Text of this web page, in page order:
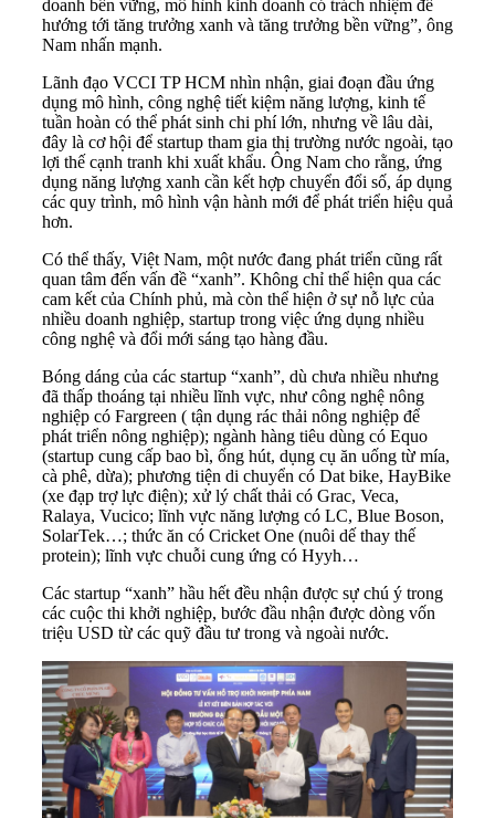
doanh bền vững, mô hình kinh doanh có trách nhiệm để
hướng tới tăng trưởng xanh và tăng trưởng bền vững”, ông
Nam nhấn mạnh.
Lãnh đạo VCCI TP HCM nhìn nhận, giai đoạn đầu ứng
dụng mô hình, công nghệ tiết kiệm năng lượng, kinh tế
tuần hoàn có thể phát sinh chi phí lớn, nhưng về lâu dài,
đây là cơ hội để startup tham gia thị trường nước ngoài, tạo
lợi thế cạnh tranh khi xuất khẩu. Ông Nam cho rằng, ứng
dụng năng lượng xanh cần kết hợp chuyển đổi số, áp dụng
các quy trình, mô hình vận hành mới để phát triển hiệu quả
hơn.
Có thể thấy, Việt Nam, một nước đang phát triển cũng rất
quan tâm đến vấn đề “xanh”. Không chỉ thể hiện qua các
cam kết của Chính phủ, mà còn thể hiện ở sự nỗ lực của
nhiều doanh nghiệp, startup trong việc ứng dụng nhiều
công nghệ và đổi mới sáng tạo hàng đầu.
Bóng dáng của các startup “xanh”, dù chưa nhiều nhưng
đã thấp thoáng tại nhiều lĩnh vực, như công nghệ nông
nghiệp có Fargreen ( tận dụng rác thải nông nghiệp để
phát triển nông nghiệp); ngành hàng tiêu dùng có Equo
(startup cung cấp bao bì, ống hút, dụng cụ ăn uống từ mía,
cà phê, dừa); phương tiện di chuyển có Dat bike, HayBike
(xe đạp trợ lực điện); xử lý chất thải có Grac, Veca,
Ralaya, Vucico; lĩnh vực năng lượng có LC, Blue Boson,
SolarTek…; thức ăn có Cricket One (nuôi dế thay thế
protein); lĩnh vực chuỗi cung ứng có Hyyh…
Các startup “xanh” hầu hết đều nhận được sự chú ý trong
các cuộc thi khởi nghiệp, bước đầu nhận được dòng vốn
triệu USD từ các quỹ đầu tư trong và ngoài nước.